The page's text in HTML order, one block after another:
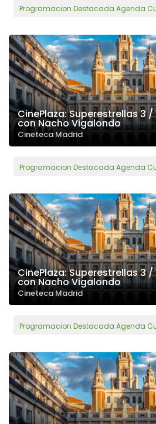
Programacion Destacada Agenda
CinePlaza: Superestrellas 3
con Nacho Vigalondo
Cineteca Madrid
Programacion Destacada Agenda
CinePlaza: Superestrellas 3
con Nacho Vigalondo
Cineteca Madrid
Programacion Destacada Agenda